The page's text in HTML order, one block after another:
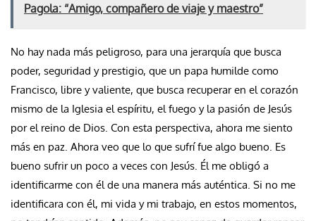
Pagola: “Amigo, compañero de viaje y maestro”
No hay nada más peligroso, para una jerarquía que busca
poder, seguridad y prestigio, que un papa humilde como
Francisco, libre y valiente, que busca recuperar en el corazón
mismo de la Iglesia el espíritu, el fuego y la pasión de Jesús
por el reino de Dios. Con esta perspectiva, ahora me siento
más en paz. Ahora veo que lo que sufrí fue algo bueno. Es
bueno sufrir un poco a veces con Jesús. Él me obligó a
identificarme con él de una manera más auténtica. Si no me
identificara con él, mi vida y mi trabajo, en estos momentos,